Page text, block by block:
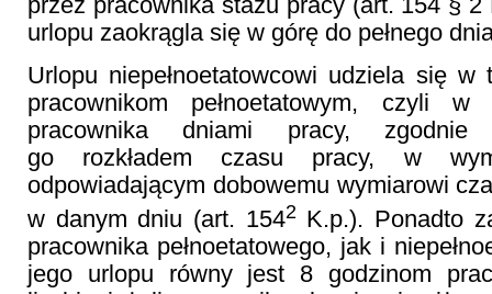
urlopu zaokrągla się w górę do pełnego
Urlopu niepełnoetatowcowi udziela się
pracownikom pełnoetatowym, czyli
pracownika dniami pracy, zgodnie
go rozkładem czasu pracy, w
odpowiadającym dobowemu wymiarowi
w danym dniu (art. 1542K.p.). Ponadto
pracownika pełnoetatowego, jak i
jego urlopu równy jest 8 godzinom